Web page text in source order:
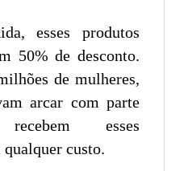
esses produtos
50% de desconto.
de mulheres,
arcar com parte
esses
custo.